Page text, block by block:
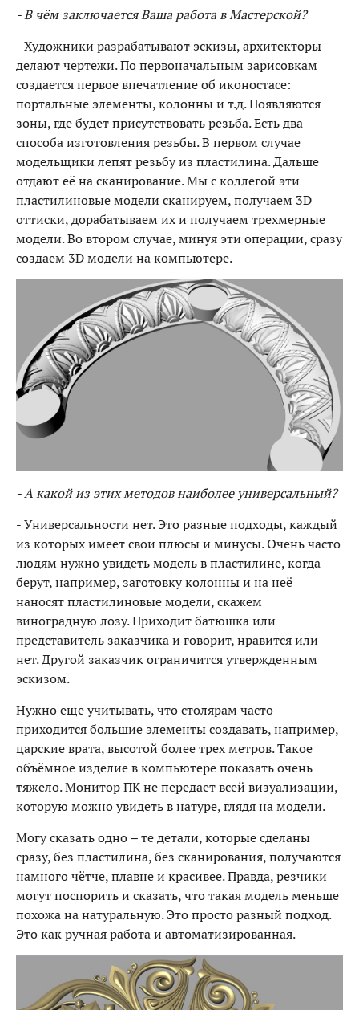
- В чём заключается Ваша работа в Мастерской?
- Художники разрабатывают эскизы, архитекторы
делают чертежи. По первоначальным зарисовкам
создается первое впечатление об иконостасе:
портальные элементы, колонны и т.д. Появляются
зоны, где будет присутствовать резьба. Есть два
способа изготовления резьбы. В первом случае
модельщики лепят резьбу из пластилина. Дальше
отдают её на сканирование. Мы с коллегой эти
пластилиновые модели сканируем, получаем 3D
оттиски, дорабатываем их и получаем трехмерные
модели. Во втором случае, минуя эти операции, сразу
создаем 3D модели на компьютере.
- А какой из этих методов наиболее универсальный?
- Универсальности нет. Это разные подходы, каждый
из которых имеет свои плюсы и минусы. Очень часто
людям нужно увидеть модель в пластилине, когда
берут, например, заготовку колонны и на неё
наносят пластилиновые модели, скажем
виноградную лозу. Приходит батюшка или
представитель заказчика и говорит, нравится или
нет. Другой заказчик ограничится утвержденным
эскизом.
Нужно еще учитывать, что столярам часто
приходится большие элементы создавать, например,
царские врата, высотой более трех метров. Такое
объёмное изделие в компьютере показать очень
тяжело. Монитор ПК не передает всей визуализации,
которую можно увидеть в натуре, глядя на модели.
Могу сказать одно – те детали, которые сделаны
сразу, без пластилина, без сканирования, получаются
намного чётче, плавне и красивее. Правда, резчики
могут поспорить и сказать, что такая модель меньше
похожа на натуральную. Это просто разный подход.
Это как ручная работа и автоматизированная.